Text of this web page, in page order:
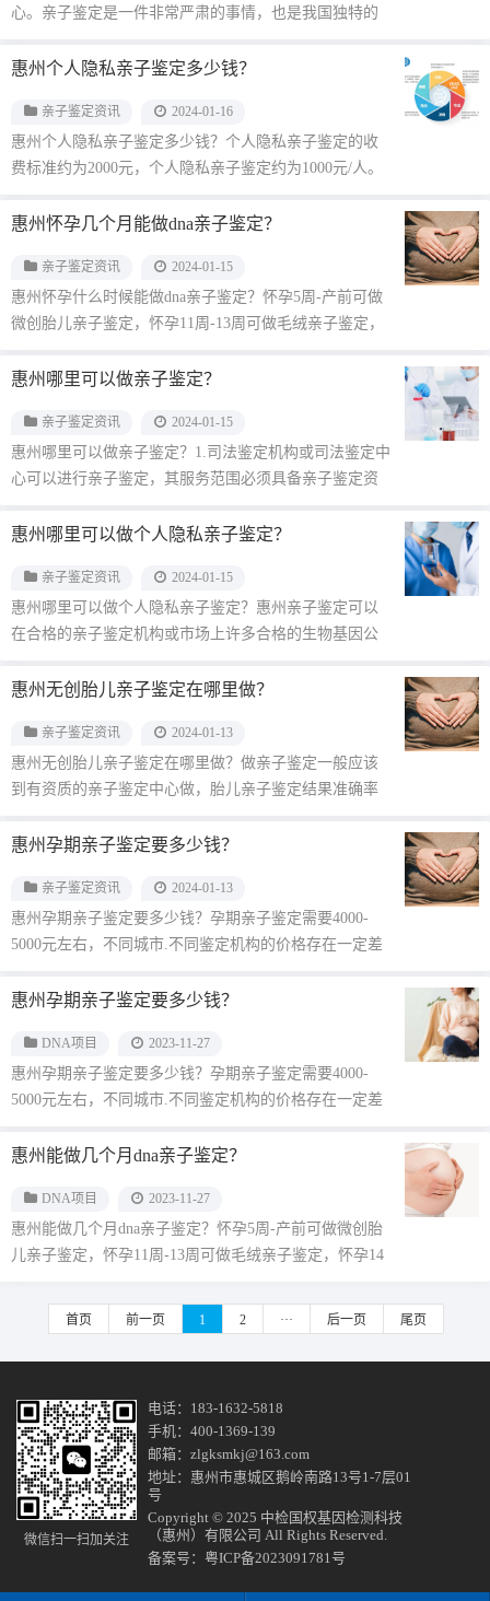
心。亲子鉴定是一件非常严肃的事情，也是我国独特的
惠州个人隐私亲子鉴定多少钱？
亲子鉴定资讯 2024-01-16
惠州个人隐私亲子鉴定多少钱？个人隐私亲子鉴定的收
费标准约为2000元，个人隐私亲子鉴定约为1000元/人。
惠州怀孕几个月能做dna亲子鉴定？
亲子鉴定资讯 2024-01-15
惠州怀孕什么时候能做dna亲子鉴定？怀孕5周-产前可做
微创胎儿亲子鉴定，怀孕11周-13周可做毛绒亲子鉴定，
惠州哪里可以做亲子鉴定？
亲子鉴定资讯 2024-01-15
惠州哪里可以做亲子鉴定？1.司法鉴定机构或司法鉴定中
心可以进行亲子鉴定，其服务范围必须具备亲子鉴定资
惠州哪里可以做个人隐私亲子鉴定？
亲子鉴定资讯 2024-01-15
惠州哪里可以做个人隐私亲子鉴定？惠州亲子鉴定可以
在合格的亲子鉴定机构或市场上许多合格的生物基因公
惠州无创胎儿亲子鉴定在哪里做？
亲子鉴定资讯 2024-01-13
惠州无创胎儿亲子鉴定在哪里做？做亲子鉴定一般应该
到有资质的亲子鉴定中心做，胎儿亲子鉴定结果准确率
惠州孕期亲子鉴定要多少钱？
亲子鉴定资讯 2024-01-13
惠州孕期亲子鉴定要多少钱？孕期亲子鉴定需要4000-
5000元左右，不同城市.不同鉴定机构的价格存在一定差
惠州孕期亲子鉴定要多少钱？
DNA项目 2023-11-27
惠州孕期亲子鉴定要多少钱？孕期亲子鉴定需要4000-
5000元左右，不同城市.不同鉴定机构的价格存在一定差
惠州能做几个月dna亲子鉴定？
DNA项目 2023-11-27
惠州能做几个月dna亲子鉴定？怀孕5周-产前可做微创胎
儿亲子鉴定，怀孕11周-13周可做毛绒亲子鉴定，怀孕14
首页 前一页 1 2 ··· 后一页 尾页
微信扫一扫加关注
电话：183-1632-5818
手机：400-1369-139
邮箱：zlgksmkj@163.com
地址：惠州市惠城区鹅岭南路13号1-7层01
号
Copyright © 2025 中检国权基因检测科技
（惠州）有限公司 All Rights Reserved.
备案号： 粤ICP备2023091781号